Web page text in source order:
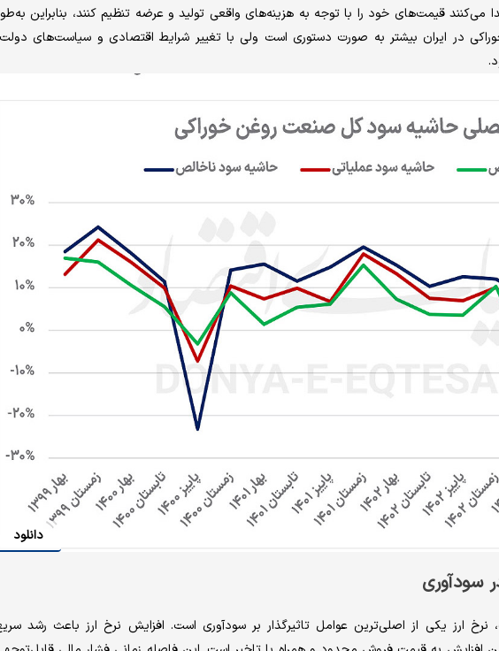
قیمت‌های خود را با توجه به هزینه‌های واقعی تولید و عرضه تنظیم کنند، بنابراین
در ایران بیشتر به صورت دستوری است ولی با تغییر شرایط اقتصادی و سیاست‌های
دانلود
سودآوری
نرخ ارز یکی از اصلی‌ترین عوامل تاثیرگذار بر سودآوری است. افزایش نرخ ارز باعث رشد